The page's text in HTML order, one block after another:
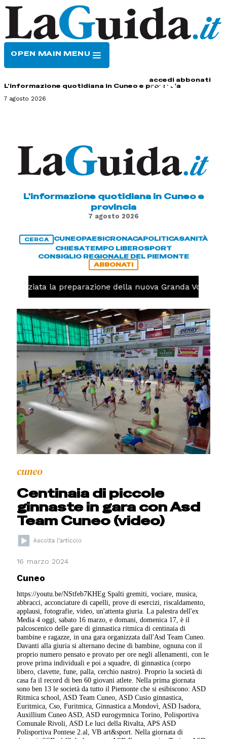
OPEN MAIN MENU
accedi abbonati
L'informazione quotidiana in Cuneo e provincia
7 agosto 2026
L'informazione quotidiana in Cuneo e
provincia
7 agosto 2026
CERCA CUNEOPAESICRONACAPOLITICASANITÀ
CHIESATEMPO LIBEROSPORT
CONSIGLIO REGIONALE DEL PIEMONTE
ABBONATI
la preparazione della nuova Granda Volley (FOTO
cuneo
Centinaia di piccole
ginnaste in gara con Asd
Team Cuneo (video)
16 marzo 2024
Cuneo
https://youtu.be/NStfeb7KHEg Spalti gremiti, vociare, musica,
abbracci, acconciature di capelli, prove di esercizi, riscaldamento,
applausi, fotografie, video, un'attenta giuria. La palestra dell'ex
Media 4 oggi, sabato 16 marzo, e domani, domenica 17, è il
palcoscenico delle gare di ginnastica ritmica di centinaia di
bambine e ragazze, in una gara organizzata dall'Asd Team Cuneo.
Davanti alla giuria si alternano decine di bambine, ognuna con il
proprio numero pensato e provato per ore negli allenamenti, con le
prove prima individuali e poi a squadre, di ginnastica (corpo
libero, clavette, fune, palla, cerchio nastro). Proprio la società di
casa fa il record di ben 60 giovani atlete. Nella prima giornata
sono ben 13 le società da tutto il Piemonte che si esibiscono: ASD
Ritmica school, ASD Team Cuneo, ASD Cusio ginnastica,
Euritmica, Cso, Furitmica, Ginnastica a.Mondovì, ASD Isadora,
Auxillium Cuneo ASD, ASD eurogymnica Torino, Polisportiva
Comunale Rivoli, ASD Le luci della Rivalta, APS ASD
Polisportiva Pontese 2.al, VB art&sport. Nella giornata di